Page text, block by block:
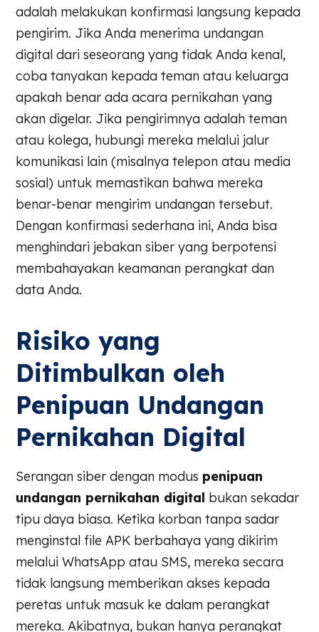
adalah melakukan konfirmasi langsung kepada
pengirim. Jika Anda menerima undangan
digital dari seseorang yang tidak Anda kenal,
coba tanyakan kepada teman atau keluarga
apakah benar ada acara pernikahan yang
akan digelar. Jika pengirimnya adalah teman
atau kolega, hubungi mereka melalui jalur
komunikasi lain (misalnya telepon atau media
sosial) untuk memastikan bahwa mereka
benar-benar mengirim undangan tersebut.
Dengan konfirmasi sederhana ini, Anda bisa
menghindari jebakan siber yang berpotensi
membahayakan keamanan perangkat dan
data Anda.
Risiko yang
Ditimbulkan oleh
Penipuan Undangan
Pernikahan Digital
Serangan siber dengan modus penipuan
undangan pernikahan digital bukan sekadar
tipu daya biasa. Ketika korban tanpa sadar
menginstal file APK berbahaya yang dikirim
melalui WhatsApp atau SMS, mereka secara
tidak langsung memberikan akses kepada
peretas untuk masuk ke dalam perangkat
mereka. Akibatnya, bukan hanya perangkat